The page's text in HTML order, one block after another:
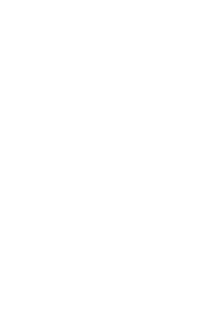
технические